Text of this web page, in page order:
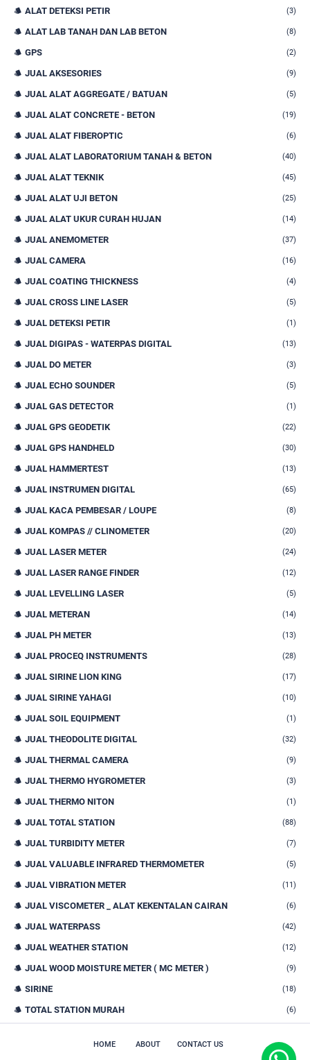
ALAT DETEKSI PETIR (3)
ALAT LAB TANAH DAN LAB BETON (8)
GPS (2)
JUAL AKSESORIES (9)
JUAL ALAT AGGREGATE / BATUAN (5)
JUAL ALAT CONCRETE - BETON (19)
JUAL ALAT FIBEROPTIC (6)
JUAL ALAT LABORATORIUM TANAH & BETON (40)
JUAL ALAT TEKNIK (45)
JUAL ALAT UJI BETON (25)
JUAL ALAT UKUR CURAH HUJAN (14)
JUAL ANEMOMETER (37)
JUAL CAMERA (16)
JUAL COATING THICKNESS (4)
JUAL CROSS LINE LASER (5)
JUAL DETEKSI PETIR (1)
JUAL DIGIPAS - WATERPAS DIGITAL (13)
JUAL DO METER (3)
JUAL ECHO SOUNDER (5)
JUAL GAS DETECTOR (1)
JUAL GPS GEODETIK (22)
JUAL GPS HANDHELD (30)
JUAL HAMMERTEST (13)
JUAL INSTRUMEN DIGITAL (65)
JUAL KACA PEMBESAR / LOUPE (8)
JUAL KOMPAS // CLINOMETER (20)
JUAL LASER METER (24)
JUAL LASER RANGE FINDER (12)
JUAL LEVELLING LASER (5)
JUAL METERAN (14)
JUAL PH METER (13)
JUAL PROCEQ INSTRUMENTS (28)
JUAL SIRINE LION KING (17)
JUAL SIRINE YAHAGI (10)
JUAL SOIL EQUIPMENT (1)
JUAL THEODOLITE DIGITAL (32)
JUAL THERMAL CAMERA (9)
JUAL THERMO HYGROMETER (3)
JUAL THERMO NITON (1)
JUAL TOTAL STATION (88)
JUAL TURBIDITY METER (7)
JUAL VALUABLE INFRARED THERMOMETER (5)
JUAL VIBRATION METER (11)
JUAL VISCOMETER _ ALAT KEKENTALAN CAIRAN (6)
JUAL WATERPASS (42)
JUAL WEATHER STATION (12)
JUAL WOOD MOISTURE METER ( MC METER ) (9)
SIRINE (18)
TOTAL STATION MURAH (6)
HOME ABOUT CONTACT US